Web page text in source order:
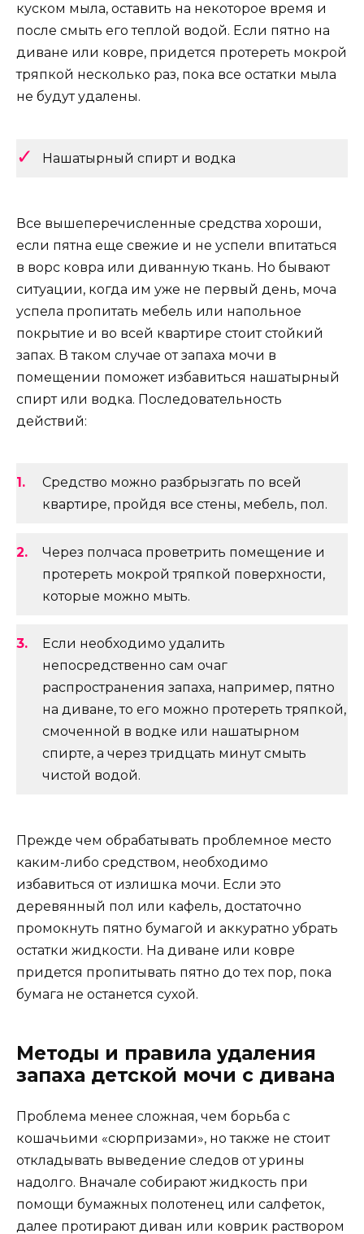
куском мыла, оставить на некоторое время и
после смыть его теплой водой. Если пятно на
диване или ковре, придется протереть мокрой
тряпкой несколько раз, пока все остатки мыла
не будут удалены.
Нашатырный спирт и водка
Все вышеперечисленные средства хороши,
если пятна еще свежие и не успели впитаться
в ворс ковра или диванную ткань. Но бывают
ситуации, когда им уже не первый день, моча
успела пропитать мебель или напольное
покрытие и во всей квартире стоит стойкий
запах. В таком случае от запаха мочи в
помещении поможет избавиться нашатырный
спирт или водка. Последовательность
действий:
Средство можно разбрызгать по всей
квартире, пройдя все стены, мебель, пол.
Через полчаса проветрить помещение и
протереть мокрой тряпкой поверхности,
которые можно мыть.
Если необходимо удалить
непосредственно сам очаг
распространения запаха, например, пятно
на диване, то его можно протереть тряпкой,
смоченной в водке или нашатырном
спирте, а через тридцать минут смыть
чистой водой.
Прежде чем обрабатывать проблемное место
каким-либо средством, необходимо
избавиться от излишка мочи. Если это
деревянный пол или кафель, достаточно
промокнуть пятно бумагой и аккуратно убрать
остатки жидкости. На диване или ковре
придется пропитывать пятно до тех пор, пока
бумага не останется сухой.
Методы и правила удаления
запаха детской мочи с дивана
Проблема менее сложная, чем борьба с
кошачьими «сюрпризами», но также не стоит
откладывать выведение следов от урины
надолго. Вначале собирают жидкость при
помощи бумажных полотенец или салфеток,
далее протирают диван или коврик раствором